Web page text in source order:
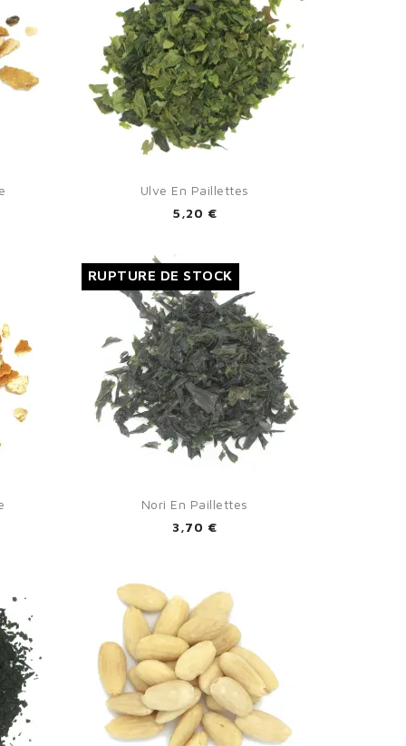
Aperçu rapide
Ulve En Paillettes
5,20 €
 Aperçu rapide
Nori En Paillettes
3,70 €
RUPTURE DE STOCK